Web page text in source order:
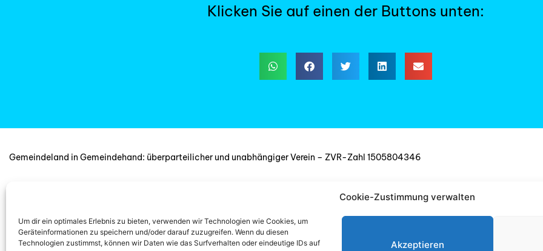
Cookie-Zustimmung verwalten
Um dir ein optimales Erlebnis zu bieten, verwenden wir Technologien wie Cookies, um
Geräteinformationen zu speichern und/oder darauf zuzugreifen. Wenn du diesen
Technologien zustimmst, können wir Daten wie das Surfverhalten oder eindeutige IDs auf
Akzeptieren
Klicken Sie auf einen der Buttons unten:
Gemeindeland in Gemeindehand: überparteilicher und unabhängiger Verein – ZVR-Zahl 1505804346
Email:gemeindeland@agrarpapers.tirol